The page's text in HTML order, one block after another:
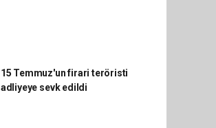
15 Temmuz'un firari teröristi
adliyeye sevk edildi